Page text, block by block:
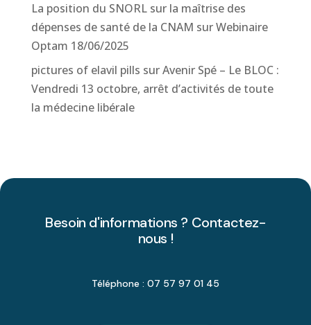
La position du SNORL sur la maîtrise des
dépenses de santé de la CNAM surWebinaire
Optam 18/06/2025
pictures of elavil pills surAvenir Spé – Le BLOC :
Vendredi 13 octobre, arrêt d’activités de toute
la médecine libérale
Besoin d'informations ? Contactez-
nous !
Téléphone : 07 57 97 01 45